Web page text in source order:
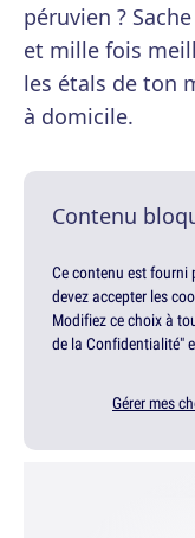
péruvien ?
et mille fois
les étals de ton
à domicile.
Contenu
Ce contenu est fourni
devez accepter les
Modifiez ce choix à
de la Confidentialité"
Gérer mes